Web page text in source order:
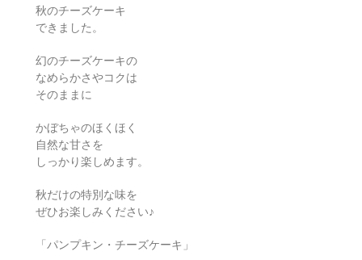
秋のチーズケーキ
できました。
幻のチーズケーキの
なめらかさやコクは
そのままに
かぼちゃのほくほく
自然な甘さを
しっかり楽しめます。
秋だけの特別な味を
ぜひお楽しみください♪
「パンプキン・チーズケーキ」